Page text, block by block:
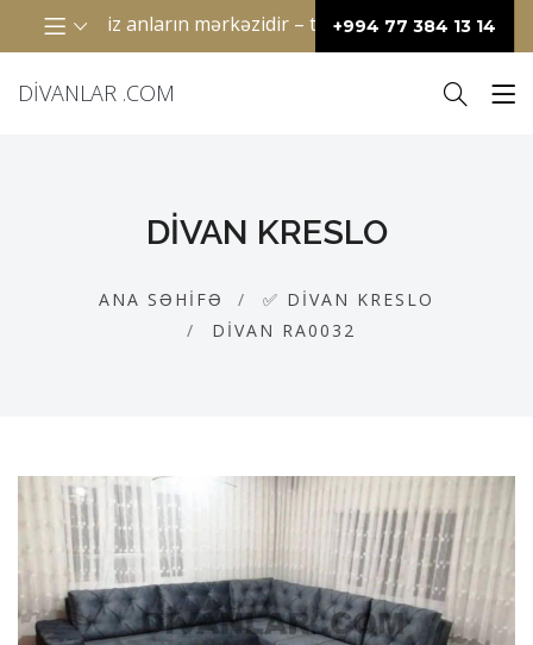
anların mərkəzidir – televizor qarşısında
+994 77 384 13 14
DIVANLAR .COM
DIVAN KRESLO
ANA SƏHIFƏ
✅ DIVAN KRESLO
DIVAN RA0032